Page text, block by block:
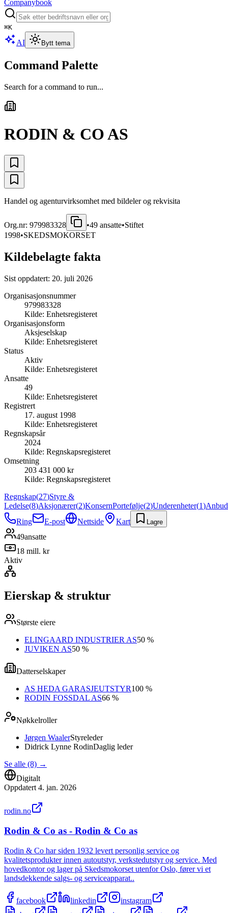
Companybook
⌘K
AI Bytt tema
Command Palette
Search for a command to run...
RODIN & CO AS
Handel og agenturvirksomhet med bildeler og rekvisita
Org.nr: 979983328 •49 ansatte•Stiftet
1998•SKEDSMOKORSET
Kildebelagte fakta
Sist oppdatert: 20. juli 2026
Organisasjonsnummer
979983328
Kilde: Enhetsregisteret
Organisasjonsform
Aksjeselskap
Kilde: Enhetsregisteret
Status
Aktiv
Kilde: Enhetsregisteret
Ansatte
49
Kilde: Enhetsregisteret
Registrert
17. august 1998
Kilde: Enhetsregisteret
Regnskapsår
2024
Kilde: Regnskapsregisteret
Omsetning
203 431 000 kr
Kilde: Regnskapsregisteret
Regnskap(27)Styre &
Ledelse(8)Aksjonærer(2)KonsernPortefølje(2)Underenheter(1)Anbud
Ring
E-post Nettside Kart Lagre
49ansatte
18 mill. kr
Aktiv
Eierskap & struktur
Største eiere
ELINGAARD INDUSTRIER AS50 %
JUVIKEN AS50 %
Datterselskaper
AS HEDA GARASJEUTSTYR100 %
RODIN FOSSDAL AS66 %
Nøkkelroller
Jørgen WaalerStyreleder
Didrick Lynne RodinDaglig leder
Se alle (8) →
Digitalt
Oppdatert 4. jan. 2026
rodin.no
Rodin & Co as - Rodin & Co as
Rodin & Co har siden 1932 levert personlig service og
kvalitetsprodukter innen autoutstyr, verkstedutstyr og service. Med
hovedkontor og lager på Skedsmokorset utenfor Oslo, fører vi et
landsdekkende salgs- og serviceapparat..
facebook linkedin
instagram